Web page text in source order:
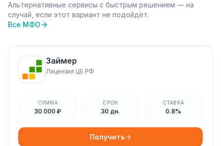
Альтернативные сервисы с быстрым решением — на
случай, если этот вариант не подойдёт.
Все МФО
Займер
Лицензия ЦБ РФ
СУММА
30 000 ₽
СРОК
30 дн.
СТАВКА
0.8%
Получить